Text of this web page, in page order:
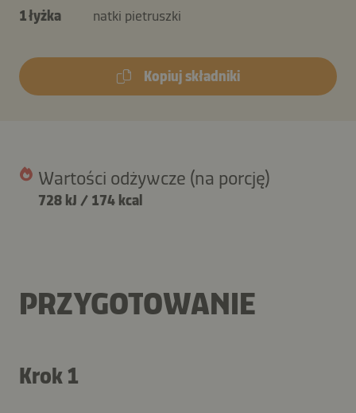
1 łyżka
natki pietruszki
Kopiuj składniki
Wartości odżywcze (na porcję)
728 kJ / 174 kcal
PRZYGOTOWANIE
Krok 1